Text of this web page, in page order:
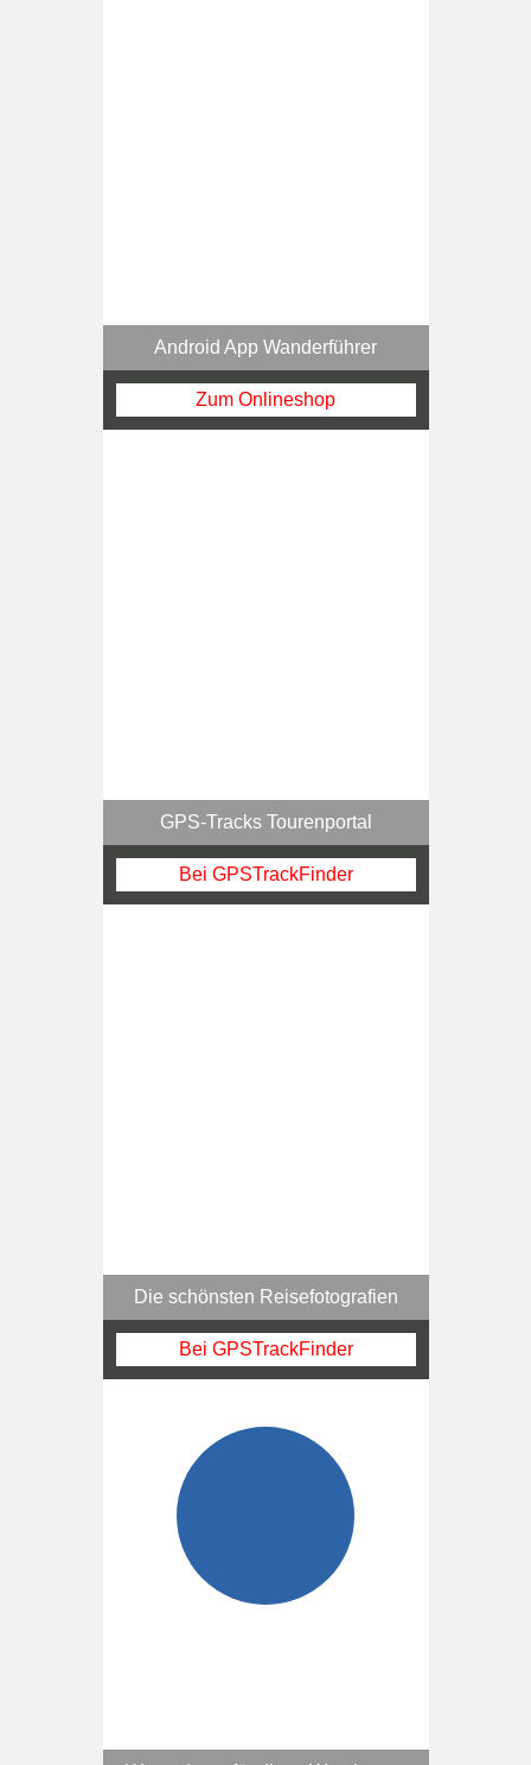
Android App Wanderführer
Zum Onlineshop
GPS-Tracks Tourenportal
Bei GPSTrackFinder
Die schönsten Reisefotografien
Bei GPSTrackFinder